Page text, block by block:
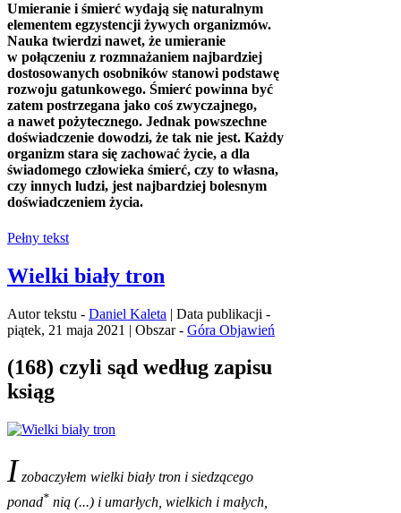
Umieranie i śmierć wydają się naturalnym
elementem egzystencji żywych organizmów.
Nauka twierdzi nawet, że umieranie
w połączeniu z rozmnażaniem najbardziej
dostosowanych osobników stanowi podstawę
rozwoju gatunkowego. Śmierć powinna być
zatem postrzegana jako coś zwyczajnego,
a nawet pożytecznego. Jednak powszechne
doświadczenie dowodzi, że tak nie jest. Każdy
organizm stara się zachować życie, a dla
świadomego człowieka śmierć, czy to własna,
czy innych ludzi, jest najbardziej bolesnym
doświadczeniem życia.
Pełny tekst
Wielki biały tron
Autor tekstu - Daniel Kaleta | Data publikacji -
piątek, 21 maja 2021 | Obszar - Góra Objawień
(168) czyli sąd według zapisu
ksiąg
I zobaczyłem wielki biały tron i siedzącego
ponad* nią (...) i umarłych, wielkich i małych,